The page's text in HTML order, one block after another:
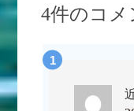
4件のコメ